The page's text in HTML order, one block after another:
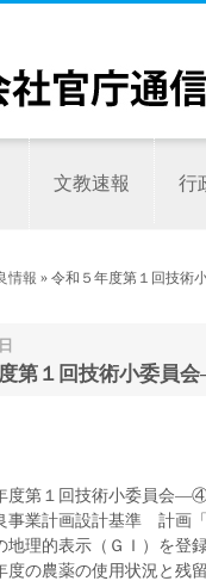
文教速報 行
情報 » 令和５年度第１回技
第１回技術小委員
度第１回技術小委員会
事業計画設計基準 計画
地理的表示（ＧＩ）を登
度の農薬の使用状況と残